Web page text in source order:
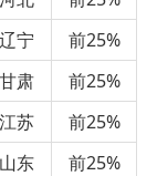
辽宁
前25%
甘肃
前25%
江苏
前25%
山东
前25%